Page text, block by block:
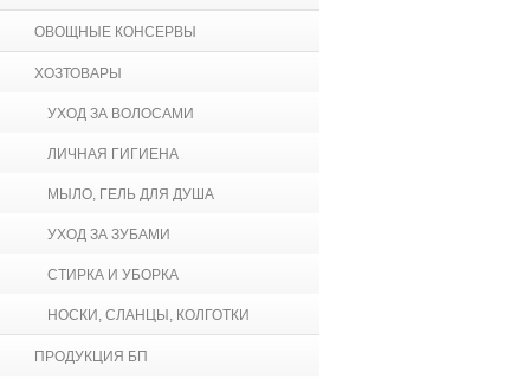
ОВОЩНЫЕ КОНСЕРВЫ
ХОЗТОВАРЫ
УХОД ЗА ВОЛОСАМИ
ЛИЧНАЯ ГИГИЕНА
МЫЛО, ГЕЛЬ ДЛЯ ДУША
УХОД ЗА ЗУБАМИ
СТИРКА И УБОРКА
НОСКИ, СЛАНЦЫ, КОЛГОТКИ
ПРОДУКЦИЯ БП